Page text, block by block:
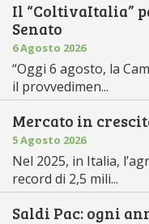
Il “ColtivaItalia”
Senato
6 Agosto 2026
“Oggi 6 agosto, la
il provvedimen...
Mercato in
5 Agosto 2026
Nel 2025, in Italia,
record di 2,5 mili...
Saldi Pac: ogni